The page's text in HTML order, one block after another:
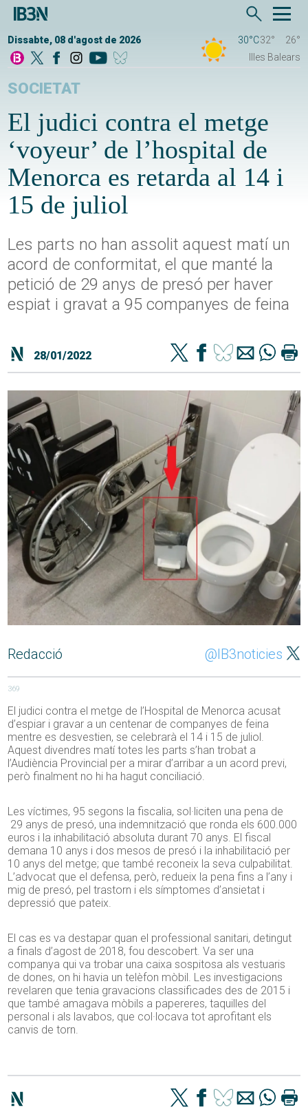
Dissabte, 08 d'agost de 2026 30°C32°
26°
Illes Balears
SOCIETAT
El judici contra el metge
‘voyeur’ de l’hospital de
Menorca es retarda al 14 i
15 de juliol
Les parts no han assolit aquest matí un
acord de conformitat, el que manté la
petició de 29 anys de presó per haver
espiat i gravat a 95 companyes de feina
28/01/2022
Redacció @IB3noticies
369
El judici contra el metge de l’Hospital de Menorca acusat
d’espiar i gravar a un centenar de companyes de feina
mentre es desvestien, se celebrarà el 14 i 15 de juliol.
Aquest divendres matí totes les parts s’han trobat a
l’Audiència Provincial per a mirar d’arribar a un acord previ,
però finalment no hi ha hagut conciliació.
Les víctimes, 95 segons la fiscalia, sol·liciten una pena de
29 anys de presó, una indemnització que ronda els 600.000
euros i la inhabilitació absoluta durant 70 anys. El fiscal
demana 10 anys i dos mesos de presó i la inhabilitació per
10 anys del metge; que també reconeix la seva culpabilitat.
L’advocat que el defensa, però, redueix la pena fins a l’any i
mig de presó, pel trastorn i els símptomes d’ansietat i
depressió que pateix.
El cas es va destapar quan el professional sanitari, detingut
a finals d’agost de 2018, fou descobert. Va ser una
companya qui va trobar una caixa sospitosa als vestuaris
de dones, on hi havia un telèfon mòbil. Les investigacions
revelaren que tenia gravacions classificades des de 2015 i
que també amagava mòbils a papereres, taquilles del
personal i als lavabos, que col·locava tot aprofitant els
canvis de torn.